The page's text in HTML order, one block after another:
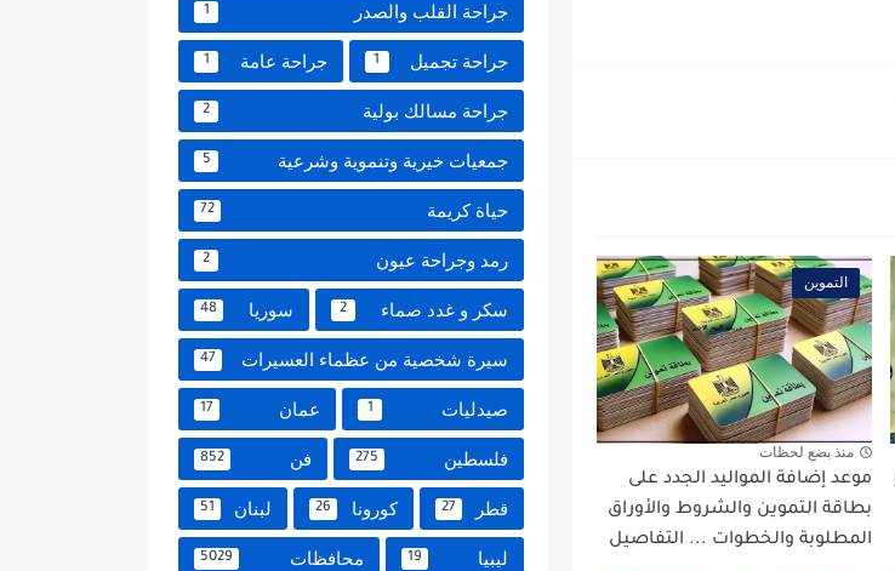
التموين
منذ بضع لحظات
موعد إضافة المواليد الجدد على
بطاقة التموين والشروط والأوراق
المطلوبة والخطوات ... التفاصيل
جراحة القلب والصدر 1
جراحة تجميل 1 جراحة عامة 1
جراحة مسالك بولية 2
جمعيات خيرية وتنموية وشرعية 5
حياة كريمة 72
رمد وجراحة عيون 2
سكر و غدد صماء 2 سوريا 48
سيرة شخصية من عظماء العسيرات 47
صيدليات 1 عمان 17
فلسطين 275 فن 852
قطر 27 كورونا 26 لبنان 51
ليبيا 19 محافظات 5029